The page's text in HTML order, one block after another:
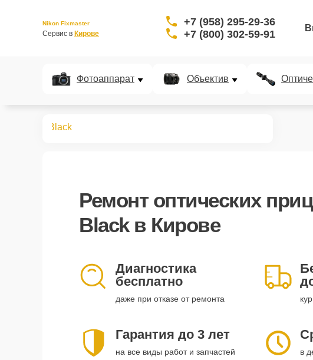
Nikon Fixmaster
Сервис в Кирове
+7 (958) 295-29-36
+7 (800) 302-59-91
Фотоаппарат Объектив
Black
Ремонт оптических
Black в Кирове
Диагностика
бесплатно
даже при отказе от ремонта
Гарантия до 3 лет
на все виды работ и запчастей в